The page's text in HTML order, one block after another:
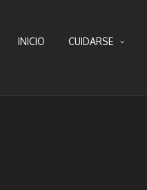
INICIO CUIDARSE